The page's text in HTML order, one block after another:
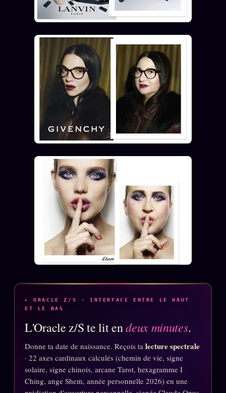
z/S SYSTEMS
BRAINS MODELS2017
GENERIC ARCHITECTS 2018
Archives SMK26 TRANSM.
SMK Manifeste
Gossip Manifeste
Gossip Pacte
Infofiction
Prophétie confirmée
ÉQUIPE + AUTEURS
À propos
Founders
Équipe
Who is who
Qui baise qui
+18
Signatures
Charte éditoriale
Studios
▸ ORACLE Z/S · INTERFACE ENTRE LE HAUT
ET LE BAS
L'Oracle z/S te lit endeux minutes.
Donne ta date de naissance. Reçois ta lecture spectrale
· 22 axes cardinaux calculés (chemin de vie, signe
solaire, signe chinois, arcane Tarot, hexagramme I
Ching, ange Shem, année personnelle 2026) en une